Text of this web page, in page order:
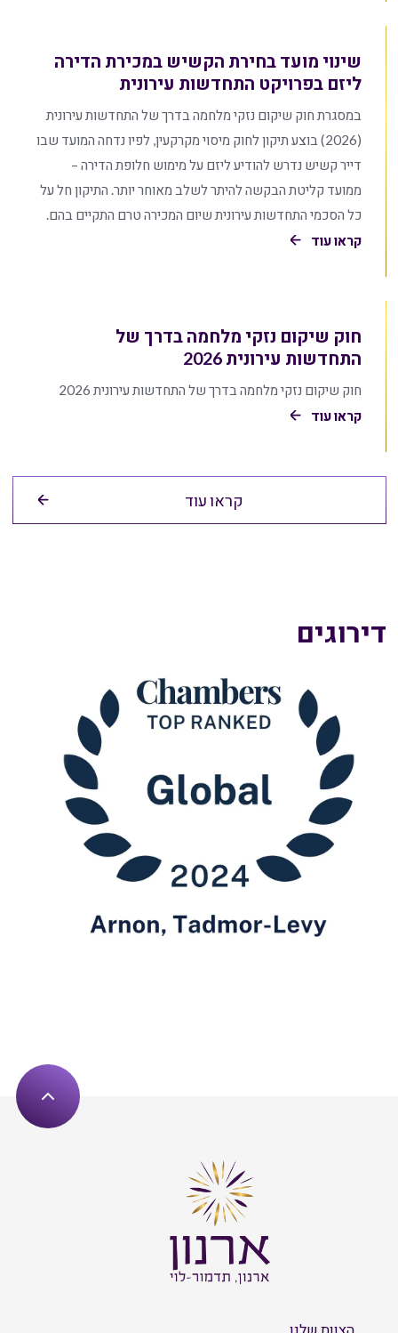
שינוי מועד בחירת הקשיש במכירת הדירה
ליזם בפרויקט התחדשות עירונית
במסגרת חוק שיקום נזקי מלחמה בדרך של התחדשות עירונית
(2026) בוצע תיקון לחוק מיסוי מקרקעין, לפיו נדחה המועד שבו
דייר קשיש נדרש להודיע ליזם על מימוש חלופת הדירה –
ממועד קליטת הבקשה להיתר לשלב מאוחר יותר. התיקון חל על
כל הסכמי התחדשות עירונית שיום המכירה טרם התקיים בהם.
קראו עוד
חוק שיקום נזקי מלחמה בדרך של
התחדשות עירונית 2026
חוק שיקום נזקי מלחמה בדרך של התחדשות עירונית 2026
קראו עוד
קראו עוד
דירוגים
הצוות שלנו